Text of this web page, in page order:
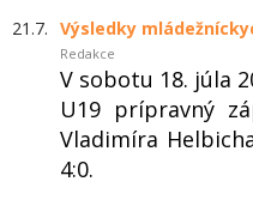
21.7. Výsledky
Redakce
V sobotu 18. júla
U19 prípravný
Vladimíra
4:0.